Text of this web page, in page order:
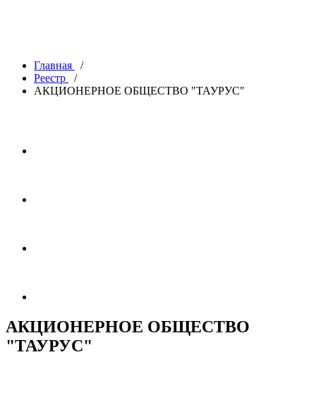
Главная
/
Реестр
/
АКЦИОНЕРНОЕ ОБЩЕСТВО "ТАУРУС"
АКЦИОНЕРНОЕ ОБЩЕСТВО
"ТАУРУС"